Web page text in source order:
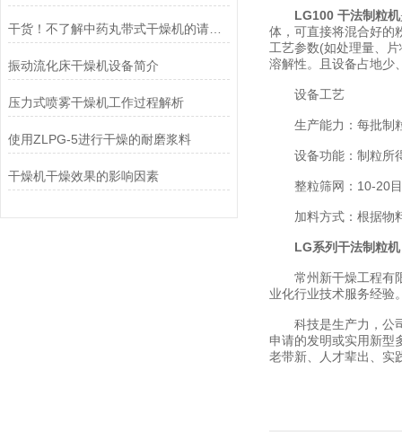
干货！不了解中药丸带式干燥机的请看这儿
振动流化床干燥机设备简介
压力式喷雾干燥机工作过程解析
使用ZLPG-5进行干燥的耐磨浆料
干燥机干燥效果的影响因素
LG100 干法制粒机
体，可直接将混合好的
工艺参数(如处理量、
溶解性。且设备占地少
设备工艺
生产能力：每批制粒
设备功能：制粒所得
整粒筛网：10-20
加料方式：根据物料
LG系列干法制粒机
常州新干燥工程有限
业化行业技术服务经验
科技是生产力，公司
申请的发明或实用新型
老带新、人才辈出、实